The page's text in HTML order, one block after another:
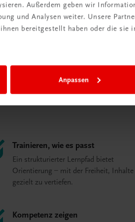
Außerdem geben wir
und Analysen weiter. Unsere
bereitgestellt haben oder die sie
Anpassen
haben.
Trainieren, wie es passt
Ein strukturierter Lernpfad bietet
Orientierung – mit der Freiheit, Inhalte
gezielt zu vertiefen.
Kompetenz zeigen